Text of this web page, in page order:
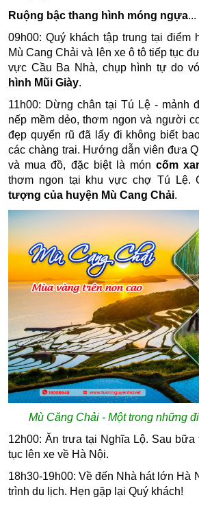
Ruộng bậc thang hình móng ngựa...
09h00: Quý khách tập trung tại điểm
Mù Cang Chải và lên xe ô tô tiếp tục
vực Cầu Ba Nhà, chụp hình tự do
hình Mũi Giày.
11h00: Dừng chân tại Tú Lệ - mảnh
nếp mềm dẻo, thơm ngon và người
đẹp quyến rũ đã lấy đi không biết
các chàng trai. Hướng dẫn viên đưa
và mua đồ, đặc biệt là móncốm
thơm ngon tại khu vực chợ Tú Lệ.
tượng của huyện Mù Cang Chải.
Mù Căng Chải - Một trong những
12h00: Ăn trưa tại Nghĩa Lộ. Sau bữa
tục lên xe về Hà Nội.
18h30-19h00: Về đến Nhà hát lớn Hà
trình du lịch. Hẹn gặp lại Quý khách!